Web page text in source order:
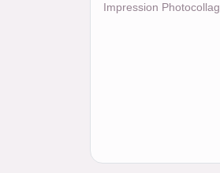
Impression